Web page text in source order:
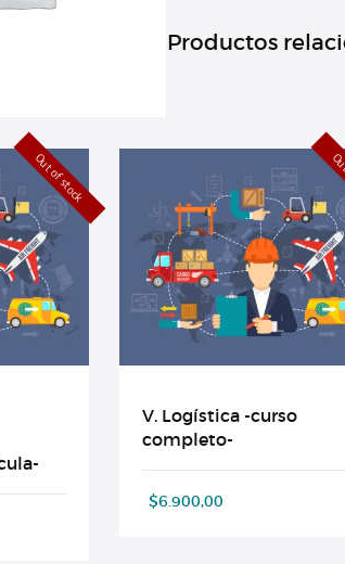
Productos
Out of stock
V. Logística -curso
completo-
$6.900,00